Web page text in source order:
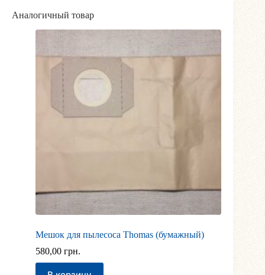
Аналогичный товар
Мешок для пылесоса Thomas (бумажный)
580,00 грн.